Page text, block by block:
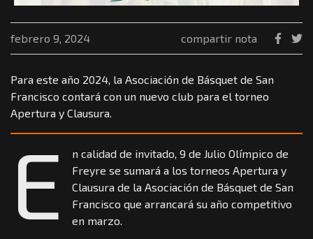
febrero 9, 2024 compartir nota
Para este año 2024, la Asociación de Básquet de San
Francisco contará con un nuevo club para el torneo
Apertura y Clausura.
E
n calidad de invitado, 9 de Julio Olímpico de
Freyre se sumará a los torneos Apertura y
Clausura de la Asociación de Básquet de San
Francisco que arrancará su año competitivo
en marzo.